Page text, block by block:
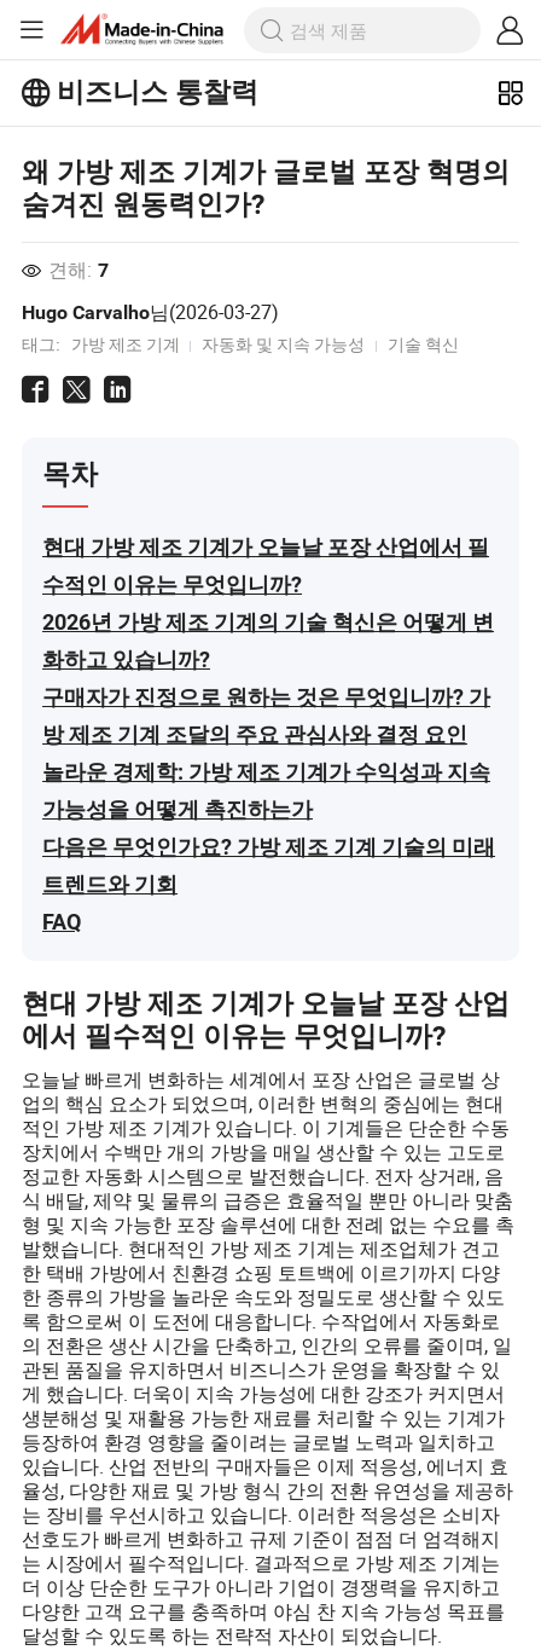
비즈니스 통찰력
왜 가방 제조 기계가 글로벌 포장 혁명의
숨겨진 원동력인가?
견해: 7
Hugo Carvalho님(2026-03-27)
태그: 가방 제조 기계 자동화 및 지속 가능성 기술 혁신
목차
현대 가방 제조 기계가 오늘날 포장 산업에서 필
수적인 이유는 무엇입니까?
2026년 가방 제조 기계의 기술 혁신은 어떻게 변
화하고 있습니까?
구매자가 진정으로 원하는 것은 무엇입니까? 가
방 제조 기계 조달의 주요 관심사와 결정 요인
놀라운 경제학: 가방 제조 기계가 수익성과 지속
가능성을 어떻게 촉진하는가
다음은 무엇인가요? 가방 제조 기계 기술의 미래
트렌드와 기회
FAQ
현대 가방 제조 기계가 오늘날 포장 산업
에서 필수적인 이유는 무엇입니까?
오늘날 빠르게 변화하는 세계에서 포장 산업은 글로벌 상
업의 핵심 요소가 되었으며, 이러한 변혁의 중심에는 현대
적인 가방 제조 기계가 있습니다. 이 기계들은 단순한 수동
장치에서 수백만 개의 가방을 매일 생산할 수 있는 고도로
정교한 자동화 시스템으로 발전했습니다. 전자 상거래, 음
식 배달, 제약 및 물류의 급증은 효율적일 뿐만 아니라 맞춤
형 및 지속 가능한 포장 솔루션에 대한 전례 없는 수요를 촉
발했습니다. 현대적인 가방 제조 기계는 제조업체가 견고
한 택배 가방에서 친환경 쇼핑 토트백에 이르기까지 다양
한 종류의 가방을 놀라운 속도와 정밀도로 생산할 수 있도
록 함으로써 이 도전에 대응합니다. 수작업에서 자동화로
의 전환은 생산 시간을 단축하고, 인간의 오류를 줄이며, 일
관된 품질을 유지하면서 비즈니스가 운영을 확장할 수 있
게 했습니다. 더욱이 지속 가능성에 대한 강조가 커지면서
생분해성 및 재활용 가능한 재료를 처리할 수 있는 기계가
등장하여 환경 영향을 줄이려는 글로벌 노력과 일치하고
있습니다. 산업 전반의 구매자들은 이제 적응성, 에너지 효
율성, 다양한 재료 및 가방 형식 간의 전환 유연성을 제공하
는 장비를 우선시하고 있습니다. 이러한 적응성은 소비자
선호도가 빠르게 변화하고 규제 기준이 점점 더 엄격해지
는 시장에서 필수적입니다. 결과적으로 가방 제조 기계는
더 이상 단순한 도구가 아니라 기업이 경쟁력을 유지하고
다양한 고객 요구를 충족하며 야심 찬 지속 가능성 목표를
달성할 수 있도록 하는 전략적 자산이 되었습니다.